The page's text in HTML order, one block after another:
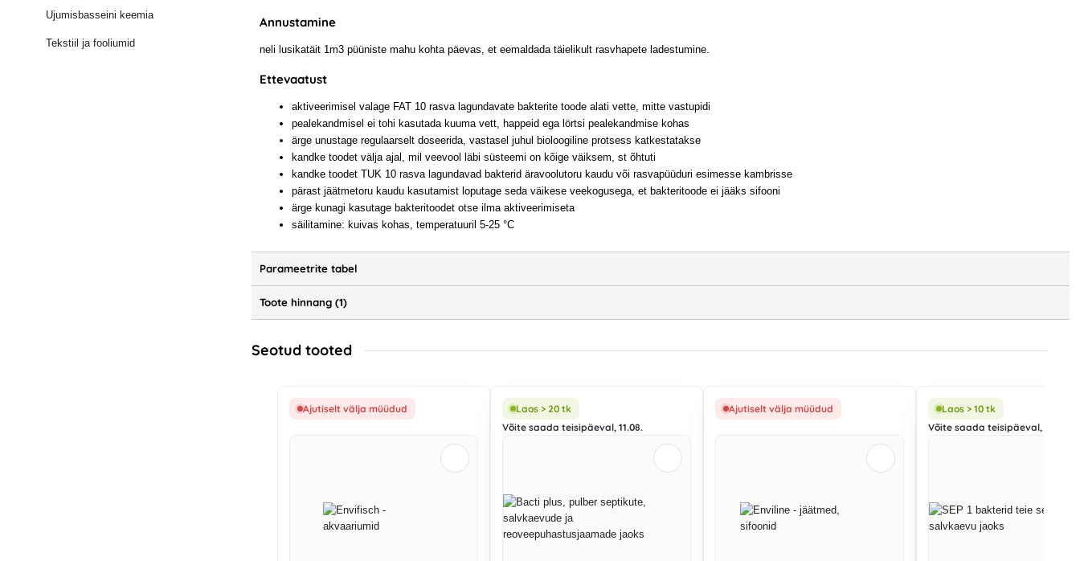
Ujumisbasseini keemia
Tekstiil ja fooliumid
Annustamine
neli lusikatäit 1m3 püüniste mahu kohta päevas, et eemaldada täielikult rasvhapete ladestumine.
Ettevaatust
aktiveerimisel valage FAT 10 rasva lagundavate bakterite toode alati vette, mitte vastupidi
pealekandmisel ei tohi kasutada kuuma vett, happeid ega lörtsi pealekandmise kohas
ärge unustage regulaarselt doseerida, vastasel juhul bioloogiline protsess katkestatakse
kandke toodet välja ajal, mil veevool läbi süsteemi on kõige väiksem, st õhtuti
kandke toodet TUK 10 rasva lagundavad bakterid äravoolutoru kaudu või rasvapüüduri esimesse kambrisse
pärast jäätmetoru kaudu kasutamist loputage seda väikese veekogusega, et bakteritoode ei jääks sifooni
ärge kunagi kasutage bakteritoodet otse ilma aktiveerimiseta
säilitamine: kuivas kohas, temperatuuril 5-25 °C
Parameetrite tabel
Toote hinnang (1)
Seotud tooted
Ajutiselt välja müüdud
Laos > 20 tk
Võite saada teisipäeval, 11.08.
Ajutiselt välja müüdud
Laos > 10 tk
Võite saada teisipäeval, 11.08.